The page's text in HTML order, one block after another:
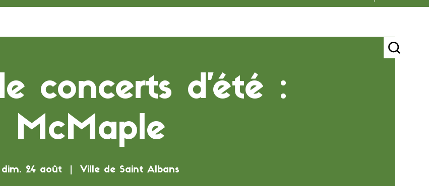
concerts d'été :
McMaple
dim. 24 août Ville de Saint Albans